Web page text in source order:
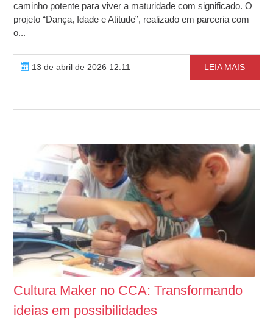
caminho potente para viver a maturidade com significado. O
projeto “Dança, Idade e Atitude”, realizado em parceria com
o...
13 de abril de 2026 12:11 LEIA MAIS
Cultura Maker no CCA: Transformando
ideias em possibilidades